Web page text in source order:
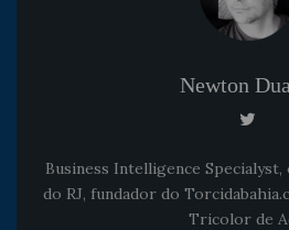
Newton
Business Intelligence
do RJ, fundador do
Tricolor de